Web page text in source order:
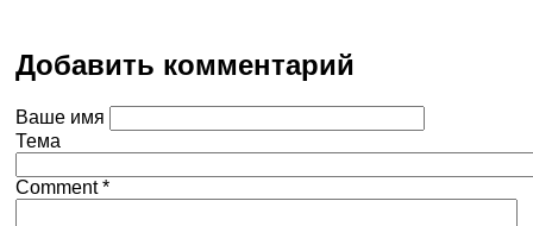
Добавить комментарий
Ваше имя
Тема
Comment*